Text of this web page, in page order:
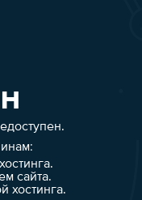
сайта.
хостинга.